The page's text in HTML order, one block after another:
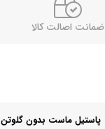
ضمانت اصالت کالا
پاستیل ماست بدون گلوتن 90 گرمی فینی